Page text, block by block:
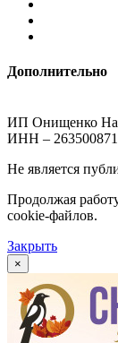
Дополнительно
ИП Онищенко
ИНН –
Не является
Продолжая
cookie-файлов.
Закрыть
×